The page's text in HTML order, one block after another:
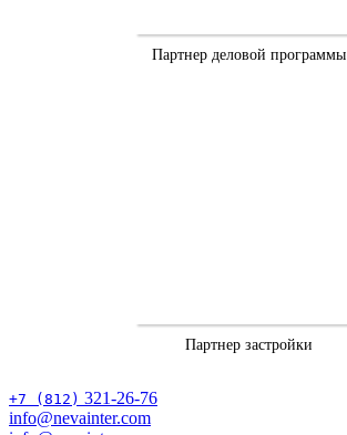
Партнер деловой программы
Партнер застройки
+7 (812) 321-26-76
info@nevainter.com